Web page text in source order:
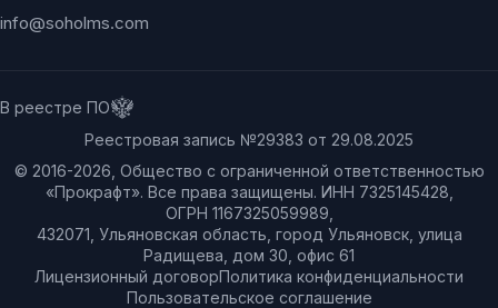
info@soholms.com
В реестре ПО
Реестровая запись №29383 от 29.08.2025
© 2016-2026 , Общество с ограниченной ответственностью
«Прокрафт». Все права защищены. ИНН 7325145428,
ОГРН 1167325059989,
432071, Ульяновская область, город Ульяновск, улица
Радищева, дом 30, офис 61
Лицензионный договорПолитика конфиденциальности
Пользовательское соглашение